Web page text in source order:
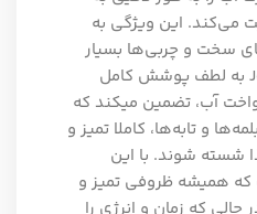
می‌کند. این ویژگی به
سخت و چربی‌ها بسیار
کاربردی است. 3-Jet Wash به لطف پوشش کامل
آب، تضمین میکند که
و تابه‌ها، کاملا تمیز و
شسته شوند. با این
که همیشه ظروفی تمیز و
که زمان و انرژی را